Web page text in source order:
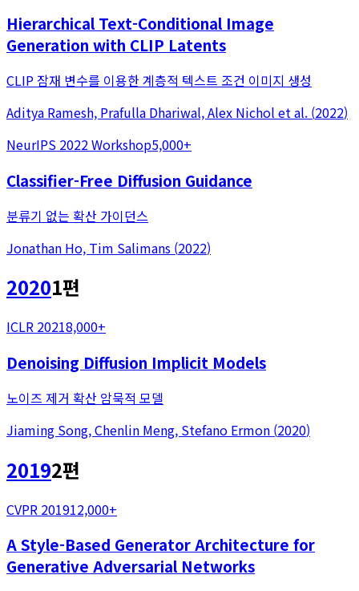
Hierarchical Text-Conditional Image
Generation with CLIP Latents
CLIP 잠재 변수를 이용한 계층적 텍스트 조건 이미지 생성
Aditya Ramesh, Prafulla Dhariwal, Alex Nichol et al. (2022)
NeurIPS 2022 Workshop5,000+
Classifier-Free Diffusion Guidance
분류기 없는 확산 가이던스
Jonathan Ho, Tim Salimans (2022)
20201편
ICLR 20218,000+
Denoising Diffusion Implicit Models
노이즈 제거 확산 암묵적 모델
Jiaming Song, Chenlin Meng, Stefano Ermon (2020)
20192편
CVPR 201912,000+
A Style-Based Generator Architecture for
Generative Adversarial Networks